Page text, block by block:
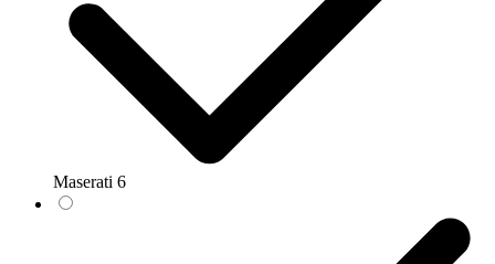
Maserati 6